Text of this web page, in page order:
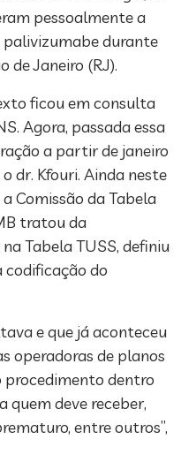
pessoalmente a
durante
de Janeiro (RJ).
ficou em consulta
Agora, passada essa
a partir de janeiro
dr. Kfouri. Ainda neste
Comissão da Tabela
tratou da
Tabela TUSS, definiu
codificação do
e que já aconteceu
operadoras de planos
procedimento dentro
quem deve receber,
entre outros”,